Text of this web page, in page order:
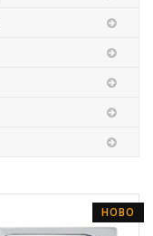
НОВО